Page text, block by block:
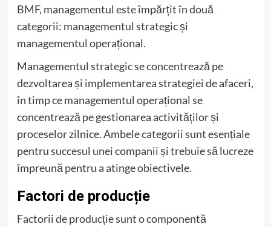
BMF, managementul este împărțit în două
categorii: managementul strategic și
managementul operațional.
Managementul strategic se concentrează pe
dezvoltarea și implementarea strategiei de afaceri,
în timp ce managementul operațional se
concentrează pe gestionarea activităților și
proceselor zilnice. Ambele categorii sunt esențiale
pentru succesul unei companii și trebuie să lucreze
împreună pentru a atinge obiectivele.
Factori de producție
Factorii de producție sunt o componentă